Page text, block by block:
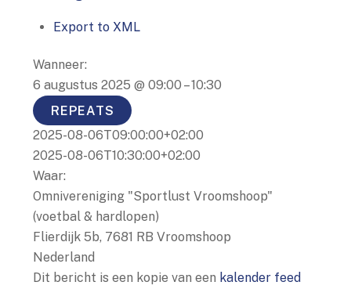
Export to XML
Wanneer:
6 augustus 2025 @ 09:00 – 10:30
REPEATS
2025-08-06T09:00:00+02:00
2025-08-06T10:30:00+02:00
Waar:
Omnivereniging "Sportlust Vroomshoop"
(voetbal & hardlopen)
Flierdijk 5b, 7681 RB Vroomshoop
Nederland
Dit bericht is een kopie van een kalender feed